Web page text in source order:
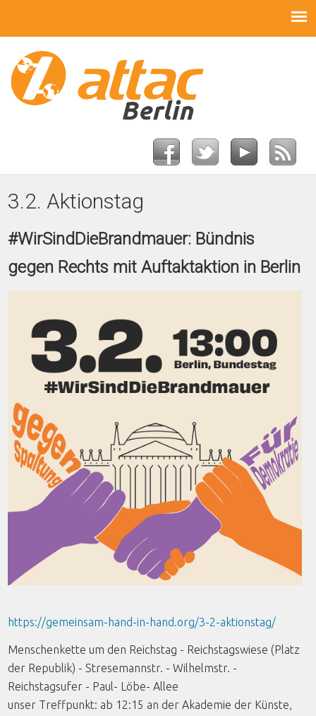
3.2. Aktionstag
#WirSindDieBrandmauer: Bündnis
gegen Rechts mit Auftaktaktion in Berlin
https://gemeinsam-hand-in-hand.org/3-2-aktionstag/
Menschenkette um den Reichstag - Reichstagswiese (Platz
der Republik) - Stresemannstr. - Wilhelmstr. -
Reichstagsufer - Paul- Löbe- Allee
unser Treffpunkt: ab 12:15 an der Akademie der Künste,